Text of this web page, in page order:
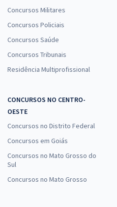
Concursos Militares
Concursos Policiais
Concursos Saúde
Concursos Tribunais
Residência Multiprofissional
CONCURSOS NO CENTRO-
OESTE
Concursos no Distrito Federal
Concursos em Goiás
Concursos no Mato Grosso do
Sul
Concursos no Mato Grosso